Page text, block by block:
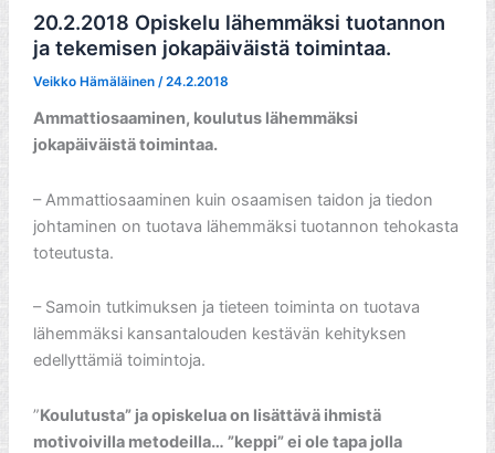
20.2.2018 Opiskelu lähemmäksi tuotannon
ja tekemisen jokapäiväistä toimintaa.
Veikko Hämäläinen /24.2.2018
Ammattiosaaminen, koulutus lähemmäksi
jokapäiväistä toimintaa.
– Ammattiosaaminen kuin osaamisen taidon ja tiedon
johtaminen on tuotava lähemmäksi tuotannon tehokasta
toteutusta.
– Samoin tutkimuksen ja tieteen toiminta on tuotava
lähemmäksi kansantalouden kestävän kehityksen
edellyttämiä toimintoja.
”Koulutusta” ja opiskelua on lisättävä ihmistä
motivoivilla metodeilla… ”keppi” ei ole tapa jolla